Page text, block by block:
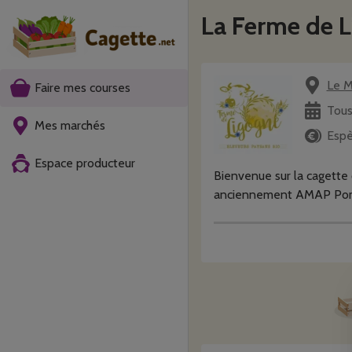
Faire mes courses
Mes marchés
Espace producteur
La Ferme de
Le
Bienvenue sur la
anciennement AMAP
Les commandes
- Boeuf et/ou Veau: 5